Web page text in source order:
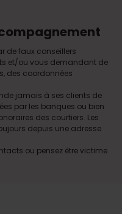
de faux conseillers
et/ou vous demandant de
des coordonnées
jamais à ses clients de
par les banques ou bien
des courtiers. Les
depuis une adresse
ou pensez être victime